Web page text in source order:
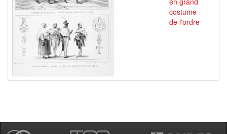
costume
de l'ordre